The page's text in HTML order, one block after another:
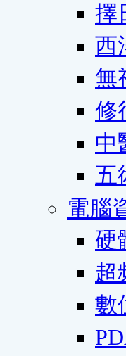
擇
西
無
修
中
五
電腦
硬
超
數